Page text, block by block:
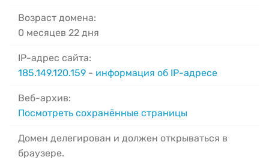
Возраст домена:
0 месяцев 22 дня
IP-адрес сайта:
185.149.120.159 - информация об IP-адресе
Веб-архив:
Посмотреть сохранённые страницы
Домен делегирован и должен открываться в
браузере.